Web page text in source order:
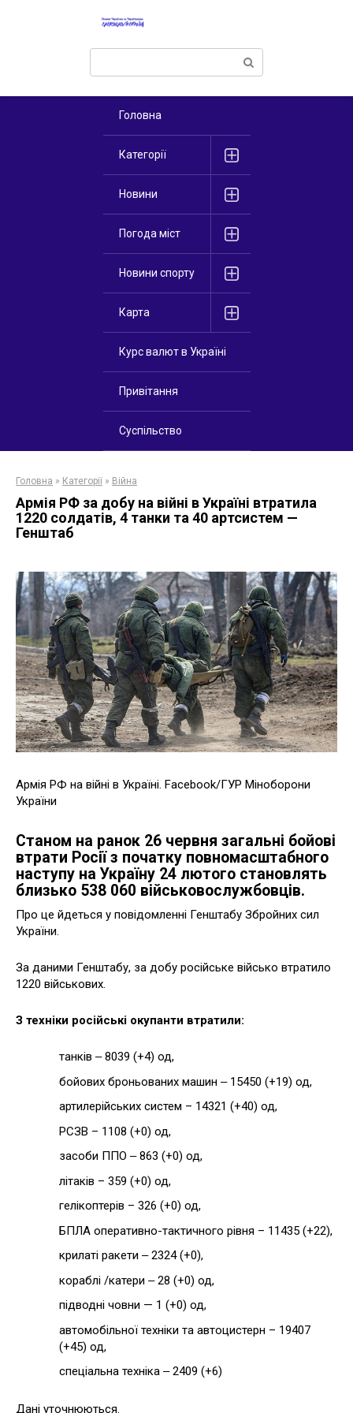
Поиск:
Головна
Категорії
Новини
Погода міст
Новини спорту
Карта
Курс валют в Україні
Привітання
Суспільство
Головна » Категорії » Війна
Армія РФ за добу на війні в Україні втратила
1220 солдатів, 4 танки та 40 артсистем —
Генштаб
Армія РФ на війні в Україні. Facebook/ГУР Міноборони
України
Станом на ранок 26 червня загальні бойові
втрати Росії з початку повномасштабного
наступу на Україну 24 лютого становлять
близько 538 060 військовослужбовців.
Про це йдеться у повідомленні Генштабу Збройних сил
України.
За даними Генштабу, за добу російське військо втратило
1220 військових.
З техніки російські окупанти втратили:
танків ‒ 8039 (+4) од,
бойових броньованих машин ‒ 15450 (+19) од,
артилерійських систем – 14321 (+40) од,
РСЗВ – 1108 (+0) од,
засоби ППО ‒ 863 (+0) од,
літаків – 359 (+0) од,
гелікоптерів – 326 (+0) од,
БПЛА оперативно-тактичного рівня – 11435 (+22),
крилаті ракети ‒ 2324 (+0),
кораблі /катери ‒ 28 (+0) од,
підводні човни — 1 (+0) од,
автомобільної техніки та автоцистерн – 19407
(+45) од,
спеціальна техніка ‒ 2409 (+6)
Дані уточнюються.